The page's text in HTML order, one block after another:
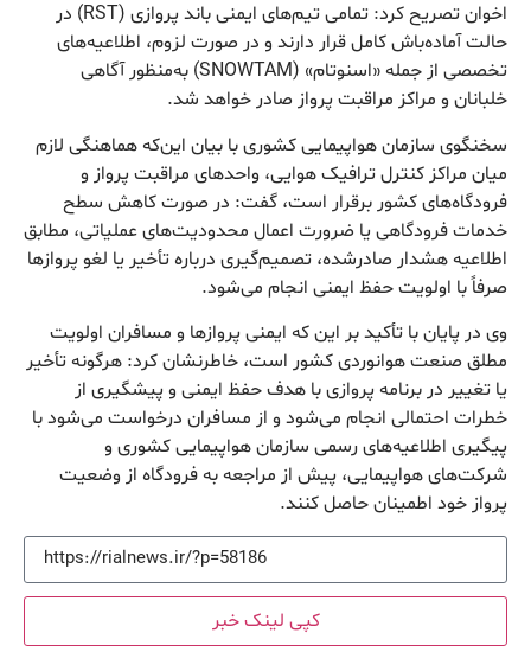
اخوان تصریح کرد: تمامی تیم‌های ایمنی باند پروازی (RST) در
حالت آماده‌باش کامل قرار دارند و در صورت لزوم، اطلاعیه‌های
تخصصی از جمله «اسنوتام» (SNOWTAM) به‌منظور آگاهی
خلبانان و مراکز مراقبت پرواز صادر خواهد شد.
سخنگوی سازمان هواپیمایی کشوری با بیان این‌که هماهنگی لازم
میان مراکز کنترل ترافیک هوایی، واحدهای مراقبت پرواز و
فرودگاه‌های کشور برقرار است، گفت: در صورت کاهش سطح
خدمات فرودگاهی یا ضرورت اعمال محدودیت‌های عملیاتی، مطابق
اطلاعیه هشدار صادرشده، تصمیم‌گیری درباره تأخیر یا لغو پروازها
صرفاً با اولویت حفظ ایمنی انجام می‌شود.
وی در پایان با تأکید بر این که ایمنی پروازها و مسافران اولویت
مطلق صنعت هوانوردی کشور است، خاطرنشان کرد: هرگونه تأخیر
یا تغییر در برنامه پروازی با هدف حفظ ایمنی و پیشگیری از
خطرات احتمالی انجام می‌شود و از مسافران درخواست می‌شود با
پیگیری اطلاعیه‌های رسمی سازمان هواپیمایی کشوری و
شرکت‌های هواپیمایی، پیش از مراجعه به فرودگاه از وضعیت
پرواز خود اطمینان حاصل کنند.
کپی لینک خبر